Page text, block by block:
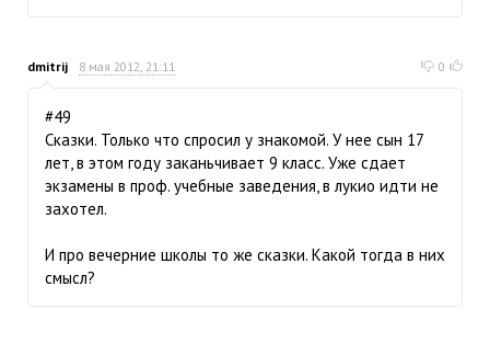
dmitrij 8 мая 2012, 21:11 0
#49
Сказки. Только что спросил у знакомой. У нее сын 17
лет, в этом году заканьчивает 9 класс. Уже сдает
экзамены в проф. учебные заведения, в лукио идти не
захотел.
И про вечерние школы то же сказки. Какой тогда в них
смысл?